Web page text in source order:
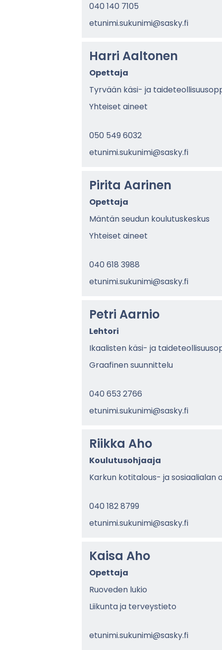
040 140 7105
etu­ni­mi.su­ku­ni­mi@sasky.fi
Harri Aal­to­nen
Opet­ta­ja
Tyr­vään käsi- ja
Yh­tei­set ai­neet
050 549 6032
etu­ni­mi.su­ku­ni­mi@sasky.fi
Pi­ri­ta Aa­ri­nen
Opet­ta­ja
Män­tän seu­dun kou­lu­tus­kes­kus
Yh­tei­set ai­neet
040 618 3988
etu­ni­mi.su­ku­ni­mi@sasky.fi
Petri Aar­nio
Leh­to­ri
Ikaa­lis­ten käsi- ja
Graa­fi­nen suun­nit­te­lu
040 653 2766
etu­ni­mi.su­ku­ni­mi@sasky.fi
Riik­ka Aho
Kou­lu­tusoh­jaa­ja
Kar­kun kotitalous-​ ja
040 182 8799
etu­ni­mi.su­ku­ni­mi@sasky.fi
Kaisa Aho
Opet­ta­ja
Ruo­ve­den lukio
Lii­kun­ta ja ter­veys­tie­to
etu­ni­mi.su­ku­ni­mi@sasky.fi